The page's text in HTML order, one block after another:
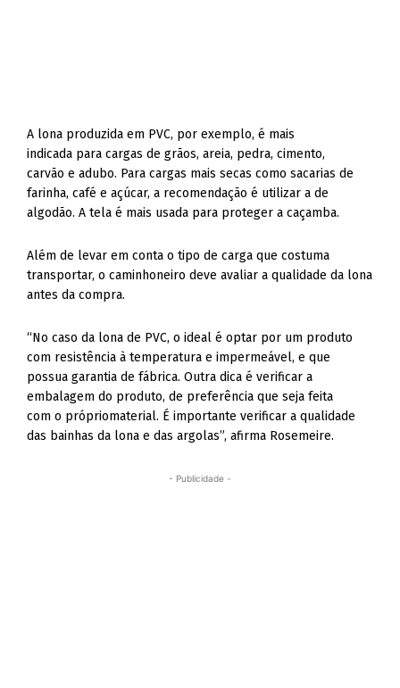
A lona produzida em PVC, por exemplo, é mais
indicada para cargas de grãos, areia, pedra, cimento,
carvão e adubo. Para cargas mais secas como sacarias de
farinha, café e açúcar, a recomendação é utilizar a de
algodão. A tela é mais usada para proteger a caçamba.
Além de levar em conta o tipo de carga que costuma
transportar, o caminhoneiro deve avaliar a qualidade da lona
antes da compra.
“No caso da lona de PVC, o ideal é optar por um produto
com resistência à temperatura e impermeável, e que
possua garantia de fábrica. Outra dica é verificar a
embalagem do produto, de preferência que seja feita
com o própriomaterial. É importante verificar a qualidade
das bainhas da lona e das argolas”, afirma Rosemeire.
- Publicidade -